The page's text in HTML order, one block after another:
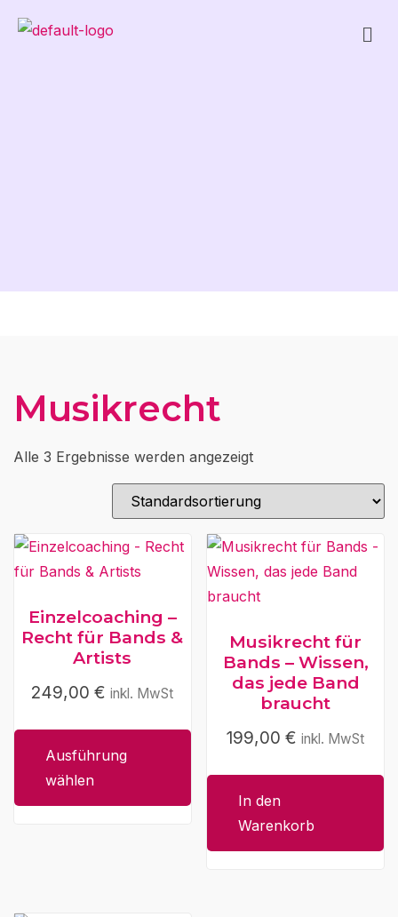
Musikrecht
Alle 3 Ergebnisse werden angezeigt
Einzelcoaching –
Recht für Bands &
Artists
249,00€ inkl. MwSt
Ausführung
wählen
Musikrecht für
Bands – Wissen,
das jede Band
braucht
199,00€ inkl. MwSt
In den
Warenkorb